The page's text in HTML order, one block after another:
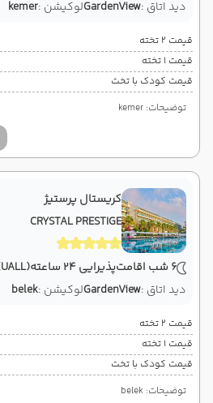
دید اتاق :GardenViewلوکیشن :kemer
قیمت 2 تخته
قیمت 1 تخته
قیمت کودک با تخت
توضیحات: kemer
کریستال پرستیژ
CRYSTAL PRESTIGE
6 شب اقامت پذیرایی 24 ساعته
(UALL)
دید اتاق :GardenViewلوکیشن :belek
قیمت 2 تخته
قیمت 1 تخته
قیمت کودک با تخت
توضیحات: belek